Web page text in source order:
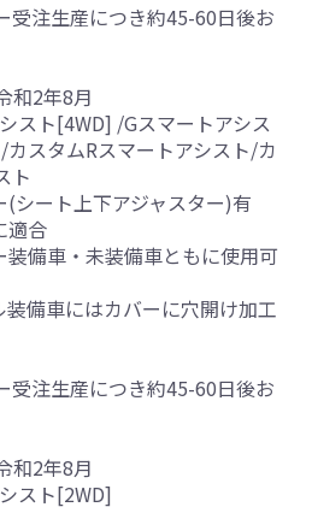
注生産につき約45-60日後お
和2年8月
スト[4WD] /Gスマートアシス
カスタムRスマートアシスト/カ
ト
シート上下アジャスター)有
適合
備車・未装備車ともに使用可
備車にはカバーに穴開け加工
注生産につき約45-60日後お
和2年8月
スト[2WD]